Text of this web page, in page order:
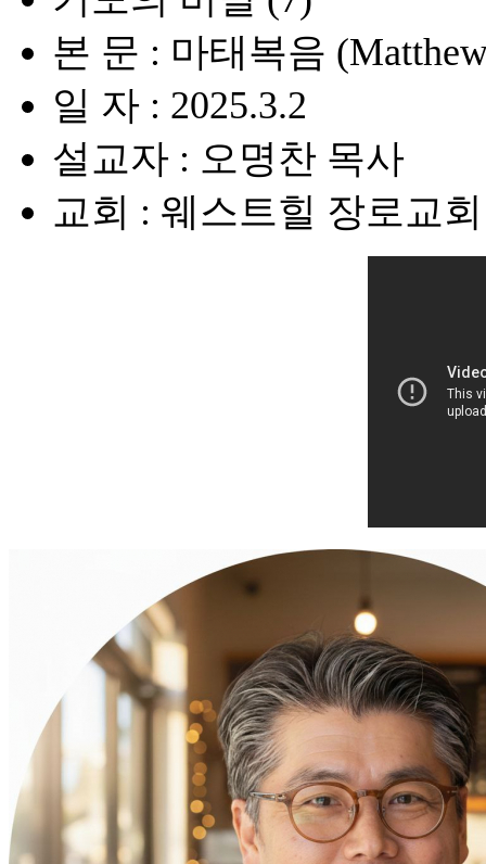
본 문 : 마태복음
일 자 : 2025.3.2
설교자 : 오명찬 목사
교회 : 웨스트힐 장로교회